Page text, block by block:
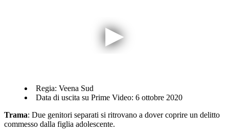
Regia: Veena Sud
Data di uscita su Prime Video: 6 ottobre 2020
Trama: Due genitori separati si ritrovano a dover coprire un delitto
commesso dalla figlia adolescente.